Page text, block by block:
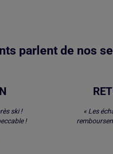
parlent de nos
ski !
!
« Les